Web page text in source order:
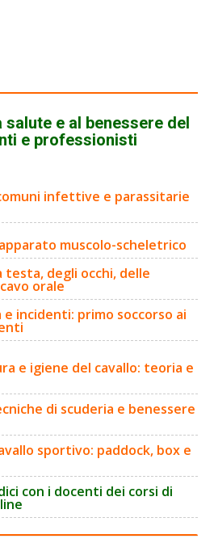
e al benessere del
e professionisti
infettive e parassitarie
muscolo-scheletrico
testa, degli occhi, delle
orale
incidenti: primo soccorso ai
e igiene del cavallo: teoria e
di scuderia e benessere
sportivo: paddock, box e
con i docenti dei corsi di